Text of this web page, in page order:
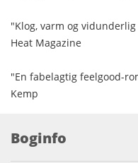
"Klog, varm og
Heat Magazine
"En fabelagtig feelgood-
Kemp
Boginfo